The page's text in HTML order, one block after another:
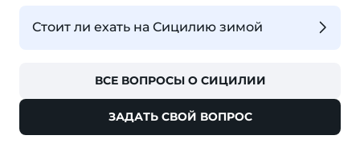
Стоит ли ехать на Сицилию зимой
ВСЕ ВОПРОСЫ О СИЦИЛИИ
ЗАДАТЬ СВОЙ ВОПРОС